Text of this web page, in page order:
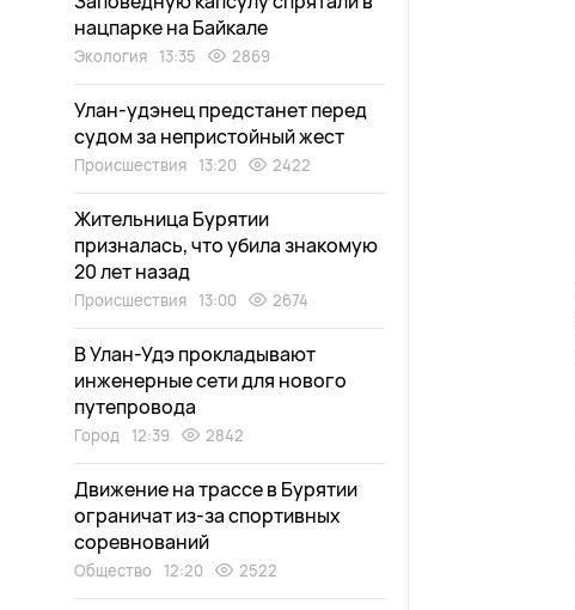
нацпарке на Байкале
Экология 13:35 2869
Улан-удэнец предстанет перед
судом за непристойный жест
Происшествия 13:20 2422
Жительница Бурятии
призналась, что убила знакомую
20 лет назад
Происшествия 13:00 2674
В Улан-Удэ прокладывают
инженерные сети для нового
путепровода
Город 12:39 2842
Движение на трассе в Бурятии
ограничат из-за спортивных
соревнований
Общество 12:20 2522